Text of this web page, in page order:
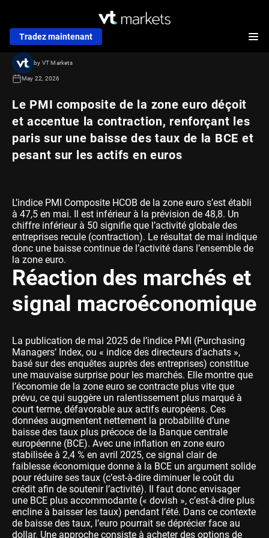
Tradez maintenant
Le PMI composite de la zone euro déçoit
et accentue la contraction, renforçant les
paris sur une baisse des taux de la BCE et
pesant sur les actifs en euros
by VT Markets
May 22, 2026
L’indice PMI Composite HCOB de la zone euro s’est établi
à 47,5 en mai. Il est inférieur à la prévision de 48,8. Un
chiffre inférieur à 50 signifie que l’activité globale des
entreprises recule (contraction). Le résultat de mai indique
donc une baisse continue de l’activité dans l’ensemble de
la zone euro.
Réaction des marchés et
signal macroéconomique
La publication de mai 2025 de l’indice PMI (Purchasing
Managers’ Index, ou « indice des directeurs d’achats »,
basé sur des enquêtes auprès des entreprises) constitue
une mauvaise surprise pour les marchés. Elle montre que
l’économie de la zone euro se contracte plus vite que
prévu, ce qui suggère un ralentissement plus marqué à
court terme, défavorable aux actifs européens. Ces
données augmentent nettement la probabilité d’une
baisse des taux plus précoce de la Banque centrale
européenne (BCE). Avec une inflation en zone euro
stabilisée à 2,4 % en avril 2025, ce signal clair de
faiblesse économique donne à la BCE un argument solide
pour réduire ses taux (c’est-à-dire diminuer le coût du
crédit afin de soutenir l’activité). Il faut donc envisager
une BCE plus accommodante (« dovish », c’est‑à‑dire plus
encline à baisser les taux) pendant l’été. Dans ce contexte
de baisse des taux, l’euro pourrait se déprécier face au
dollar. Une approche consiste à acheter des options de